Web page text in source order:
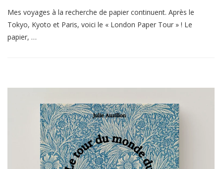
Mes voyages à la recherche de papier continuent. Après le
Tokyo, Kyoto et Paris, voici le « London Paper Tour » ! Le
papier, …